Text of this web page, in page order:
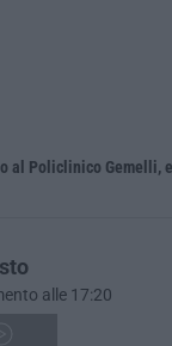
al Policlinico Gemelli,
alle 17:20